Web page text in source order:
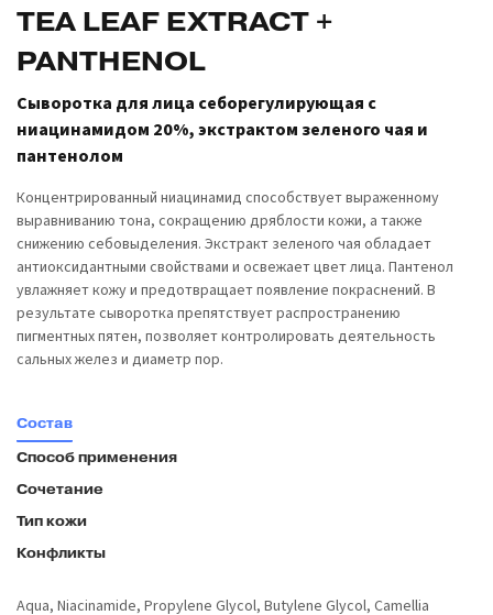
TEA LEAF EXTRACT +
PANTHENOL
Сыворотка для лица себорегулирующая с
ниацинамидом 20%, экстрактом зеленого чая и
пантенолом
Концентрированный ниацинамид способствует выраженному
выравниванию тона, сокращению дряблости кожи, а также
снижению себовыделения. Экстракт зеленого чая обладает
антиоксидантными свойствами и освежает цвет лица. Пантенол
увлажняет кожу и предотвращает появление покраснений. В
результате сыворотка препятствует распространению
пигментных пятен, позволяет контролировать деятельность
сальных желез и диаметр пор.
Состав
Способ применения
Сочетание
Тип кожи
Конфликты
Aqua, Niacinamide, Propylene Glycol, Butylene Glycol, Camellia